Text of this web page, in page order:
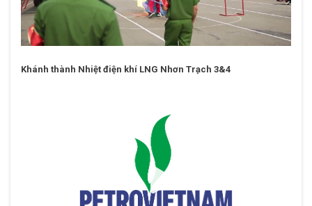
Khánh thành Nhiệt điện khí LNG Nhơn Trạch 3&4